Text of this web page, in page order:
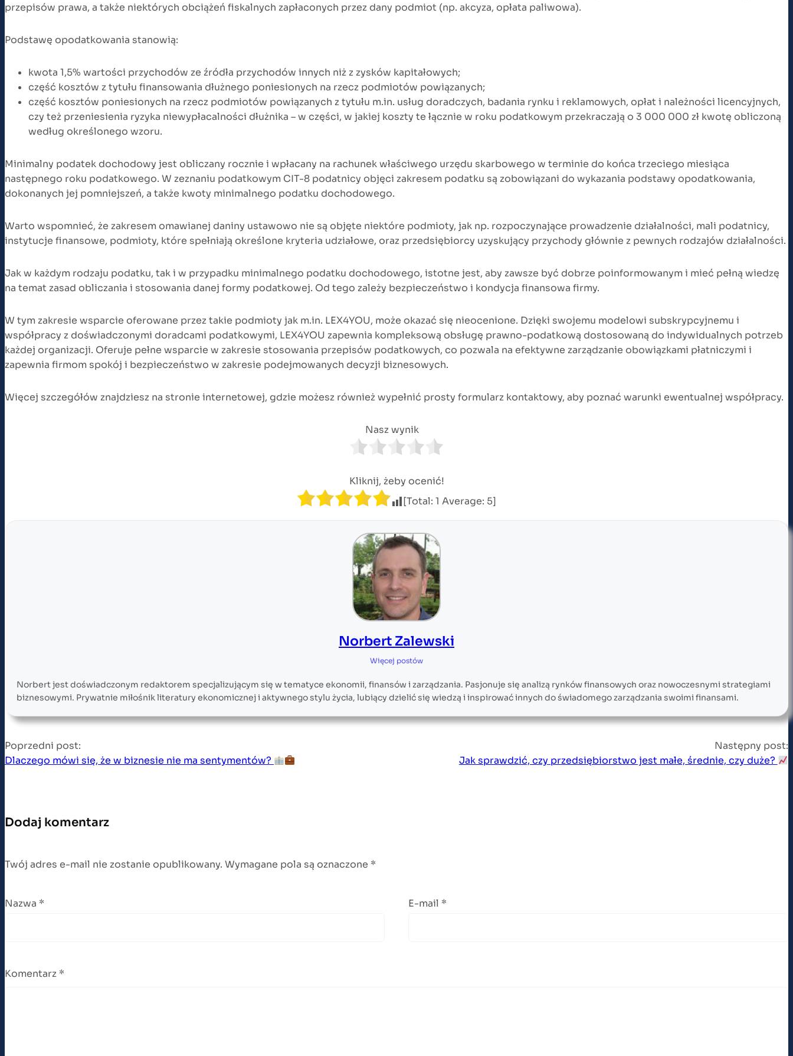
przepisów prawa, a także niektórych obciążeń fiskalnych zapłaconych przez dany podmiot (np. akcyza, opłata paliwowa).
Podstawę opodatkowania stanowią:
kwota 1,5% wartości przychodów ze źródła przychodów innych niż z zysków kapitałowych;
część kosztów z tytułu finansowania dłużnego poniesionych na rzecz podmiotów powiązanych;
część kosztów poniesionych na rzecz podmiotów powiązanych z tytułu m.in. usług doradczych, badania rynku i reklamowych, opłat i należności licencyjnych,
czy też przeniesienia ryzyka niewypłacalności dłużnika – w części, w jakiej koszty te łącznie w roku podatkowym przekraczają o 3 000 000 zł kwotę obliczoną
według określonego wzoru.
Minimalny podatek dochodowy jest obliczany rocznie i wpłacany na rachunek właściwego urzędu skarbowego w terminie do końca trzeciego miesiąca
następnego roku podatkowego. W zeznaniu podatkowym CIT-8 podatnicy objęci zakresem podatku są zobowiązani do wykazania podstawy opodatkowania,
dokonanych jej pomniejszeń, a także kwoty minimalnego podatku dochodowego.
Warto wspomnieć, że zakresem omawianej daniny ustawowo nie są objęte niektóre podmioty, jak np. rozpoczynające prowadzenie działalności, mali podatnicy,
instytucje finansowe, podmioty, które spełniają określone kryteria udziałowe, oraz przedsiębiorcy uzyskujący przychody głównie z pewnych rodzajów działalności.
Jak w każdym rodzaju podatku, tak i w przypadku minimalnego podatku dochodowego, istotne jest, aby zawsze być dobrze poinformowanym i mieć pełną wiedzę
na temat zasad obliczania i stosowania danej formy podatkowej. Od tego zależy bezpieczeństwo i kondycja finansowa firmy.
W tym zakresie wsparcie oferowane przez takie podmioty jak m.in. LEX4YOU, może okazać się nieocenione. Dzięki swojemu modelowi subskrypcyjnemu i
współpracy z doświadczonymi doradcami podatkowymi, LEX4YOU zapewnia kompleksową obsługę prawno-podatkową dostosowaną do indywidualnych potrzeb
każdej organizacji. Oferuje pełne wsparcie w zakresie stosowania przepisów podatkowych, co pozwala na efektywne zarządzanie obowiązkami płatniczymi i
zapewnia firmom spokój i bezpieczeństwo w zakresie podejmowanych decyzji biznesowych.
Więcej szczegółów znajdziesz na stronie internetowej, gdzie możesz również wypełnić prosty formularz kontaktowy, aby poznać warunki ewentualnej współpracy.
Nasz wynik
Kliknij, żeby ocenić!
[Total: 1 Average: 5]
Norbert Zalewski
Więcej postów
Norbert jest doświadczonym redaktorem specjalizującym się w tematyce ekonomii, finansów i zarządzania. Pasjonuje się analizą rynków finansowych oraz nowoczesnymi strategiami
biznesowymi. Prywatnie miłośnik literatury ekonomicznej i aktywnego stylu życia, lubiący dzielić się wiedzą i inspirować innych do świadomego zarządzania swoimi finansami.
Poprzedni post:
Dlaczego mówi się, że w biznesie nie ma sentymentów?
Następny post:
Jak sprawdzić, czy przedsiębiorstwo jest małe, średnie, czy duże?
Dodaj komentarz
Twój adres e-mail nie zostanie opublikowany. Wymagane pola są oznaczone *
Nazwa * E-mail *
Komentarz *